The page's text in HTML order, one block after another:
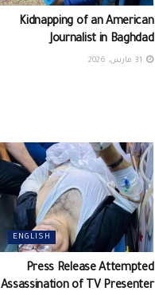
Kidnapping of an American
Journalist in Baghdad
ENGLISH
Press Release Attempted
Assassination of TV Presenter